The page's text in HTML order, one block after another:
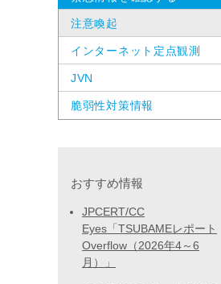
注意喚起
インターネット定点観測
JVN
脆弱性対策情報
おすすめ情報
JPCERT/CC
Eyes「TSUBAMEレポート
Overflow（2026年4～6
月）」